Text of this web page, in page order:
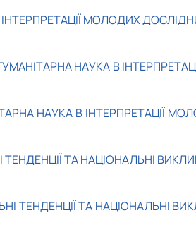
МОЛОДИХ
НАУКА В
НАУКА В ІНТЕРПРЕТАЦІЇ
ТА НАЦІОНАЛЬНІ
ТЕНДЕНЦІЇ ТА НАЦІОНАЛЬНІ